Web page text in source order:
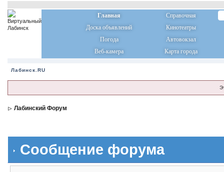
Главная
Справочная
Доска объявлений
Кинотеатры
Погода
Автовокзал
Веб-камера
Карта города
Лабинск.RU
Лабинский Форум
Сообщение форума